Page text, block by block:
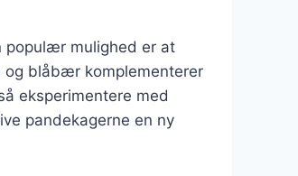
populær mulighed er at
og blåbær komplementerer
eksperimentere med
pandekagerne en ny